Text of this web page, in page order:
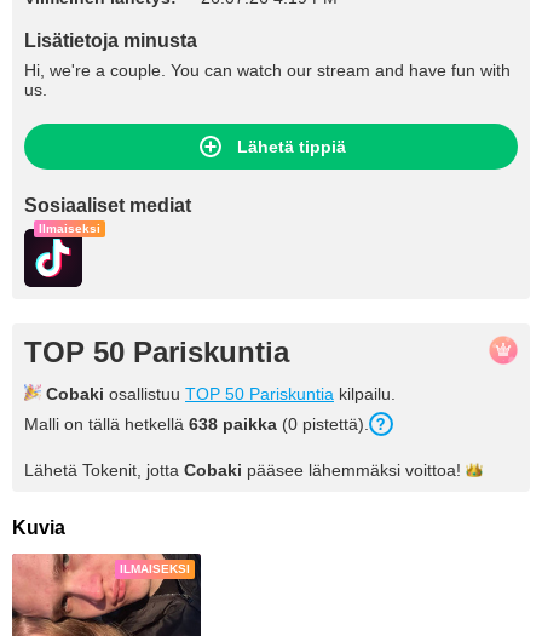
Lisätietoja minusta
Hi, we're a couple. You can watch our stream and have fun with
us.
Lähetä tippiä
Sosiaaliset mediat
Ilmaiseksi
TOP 50 Pariskuntia
Cobaki osallistuu TOP 50 Pariskuntia kilpailu.
Malli on tällä hetkellä 638 paikka (0 pistettä).
Lähetä Tokenit, jotta Cobaki pääsee lähemmäksi voittoa!
Kuvia
ILMAISEKSI